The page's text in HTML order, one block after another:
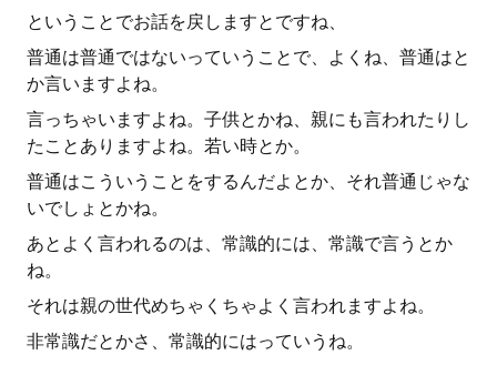
ということでお話を戻しますとですね、
普通は普通ではないっていうことで、よくね、普通はと
か言いますよね。
言っちゃいますよね。子供とかね、親にも言われたりし
たことありますよね。若い時とか。
普通はこういうことをするんだよとか、それ普通じゃな
いでしょとかね。
あとよく言われるのは、常識的には、常識で言うとか
ね。
それは親の世代めちゃくちゃよく言われますよね。
非常識だとかさ、常識的にはっていうね。